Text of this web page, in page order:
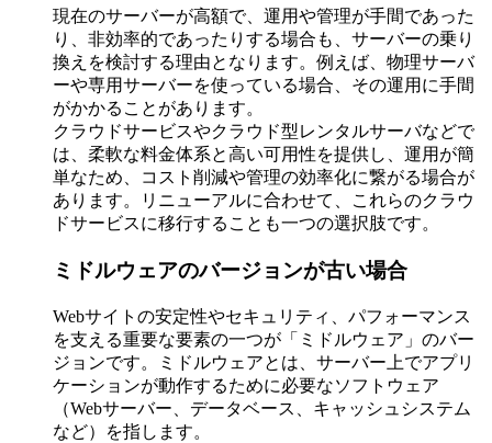
現在のサーバーが高額で、運用や管理が手間であった
り、非効率的であったりする場合も、サーバーの乗り
換えを検討する理由となります。例えば、物理サーバ
ーや専用サーバーを使っている場合、その運用に手間
がかかることがあります。
クラウドサービスやクラウド型レンタルサーバなどで
は、柔軟な料金体系と高い可用性を提供し、運用が簡
単なため、コスト削減や管理の効率化に繋がる場合が
あります。リニューアルに合わせて、これらのクラウ
ドサービスに移行することも一つの選択肢です。
ミドルウェアのバージョンが古い場合
Webサイトの安定性やセキュリティ、パフォーマンス
を支える重要な要素の一つが「ミドルウェア」のバー
ジョンです。ミドルウェアとは、サーバー上でアプリ
ケーションが動作するために必要なソフトウェア
（Webサーバー、データベース、キャッシュシステム
など）を指します。